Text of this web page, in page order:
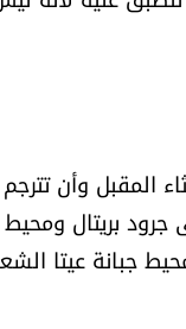
المقبل وأن
جرود بريتال
عيتا